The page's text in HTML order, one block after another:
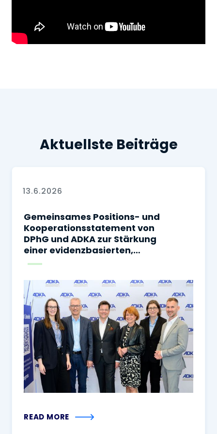
Aktuellste Beiträge
13.6.2026
Gemeinsames Positions- und
Kooperationsstatement von
DPhG und ADKA zur Stärkung
einer evidenzbasierten,
sicheren und
Arzneimitteltherapie
READ MORE